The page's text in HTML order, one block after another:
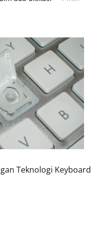
Teknologi Keyboard